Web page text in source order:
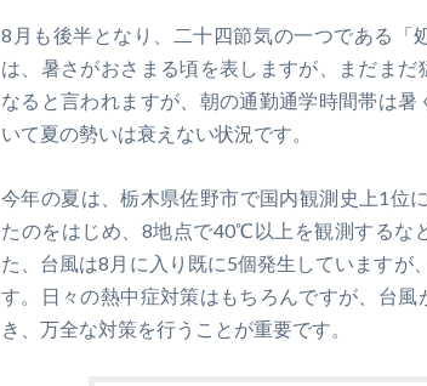
8月も後半となり、二十四節気の一つである「
は、暑さがおさまる頃を表しますが、まだま
なると言われますが、朝の通勤通学時間帯は
いて夏の勢いは衰えない状況です。
今年の夏は、栃木県佐野市で国内観測史上1位
たのをはじめ、8地点で40℃以上を観測するな
た、台風は8月に入り既に5個発生していますが
す。日々の熱中症対策はもちろんですが、台
き、万全な対策を行うことが重要です。